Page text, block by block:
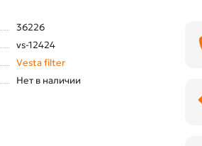
36226
vs-12424
Vesta filter
Нет в наличии